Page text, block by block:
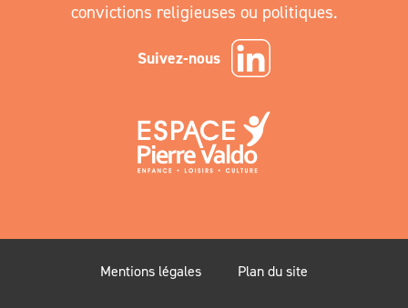
convictions religieuses ou politiques.
Suivez-nous
Mentions légales Plan du site